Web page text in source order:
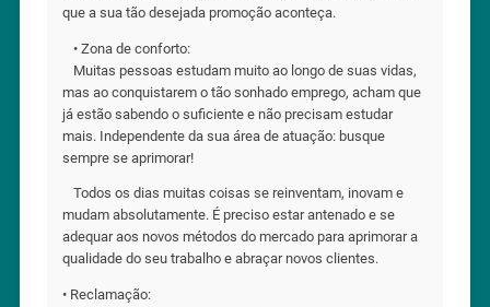
que a sua tão desejada promoção aconteça.⠀
⠀• Zona de conforto:⠀
⠀Muitas pessoas estudam muito ao longo de suas vidas,
mas ao conquistarem o tão sonhado emprego, acham que
já estão sabendo o suficiente e não precisam estudar
mais. Independente da sua área de atuação: busque
sempre se aprimorar!⠀
⠀Todos os dias muitas coisas se reinventam, inovam e
mudam absolutamente. É preciso estar antenado e se
adequar aos novos métodos do mercado para aprimorar a
qualidade do seu trabalho e abraçar novos clientes.⠀
• Reclamação:⠀